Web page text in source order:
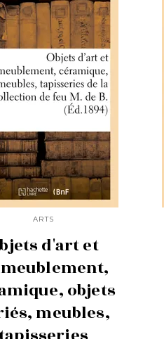
ARTS
d'art et
objets
meubles,